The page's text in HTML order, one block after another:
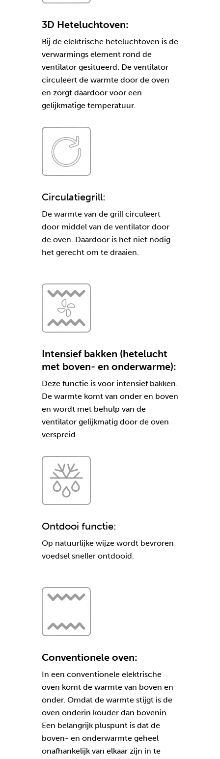
3D Heteluchtoven:
Bij de elektrische heteluchtoven is de
verwarmings element rond de
ventilator gesitueerd. De ventilator
circuleert de warmte door de oven
en zorgt daardoor voor een
gelijkmatige temperatuur.
Circulatiegrill:
De warmte van de grill circuleert
door middel van de ventilator door
de oven. Daardoor is het niet nodig
het gerecht om te draaien.
Intensief bakken (hetelucht
met boven- en onderwarme):
Deze functie is voor intensief bakken.
De warmte komt van onder en boven
en wordt met behulp van de
ventilator gelijkmatig door de oven
verspreid.
Ontdooi functie:
Op natuurlijke wijze wordt bevroren
voedsel sneller ontdooid.
Conventionele oven:
In een conventionele elektrische
oven komt de warmte van boven en
onder. Omdat de warmte stijgt is de
oven onderin kouder dan bovenin.
Een belangrijk pluspunt is dat de
boven- en onderwarmte geheel
onafhankelijk van elkaar zijn in te